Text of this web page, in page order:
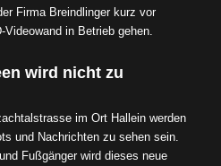
Firma Breindlinger kurz vor
in Betrieb gehen.
wird nicht zu
im Ort Hallein werden
und Nachrichten zu sehen sein.
Fußgänger wird dieses neue